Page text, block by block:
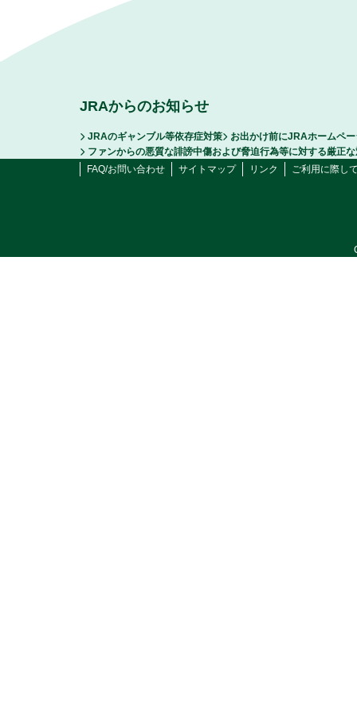
JRAからのお知らせ
JRAのギャンブル等依存症対策
お出かけ前にJRAホームペ
ファンからの悪質な誹謗中傷および脅迫行為等に対する厳正
FAQ/お問い合わせ
サイトマップ リンク ご利用に際し